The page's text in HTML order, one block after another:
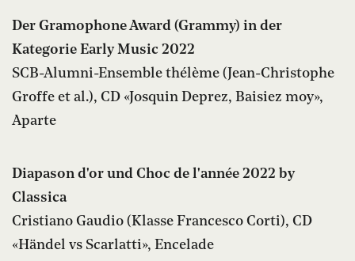
Der Gramophone Award (Grammy) in der
Kategorie Early Music 2022
SCB-Alumni-Ensemble thélème (Jean-Christophe
Groffe et al.), CD «Josquin Deprez, Baisiez moy»,
Aparte
Diapason d'or und Choc de l'année 2022 by
Classica
Cristiano Gaudio (Klasse Francesco Corti), CD
«Händel vs Scarlatti», Encelade